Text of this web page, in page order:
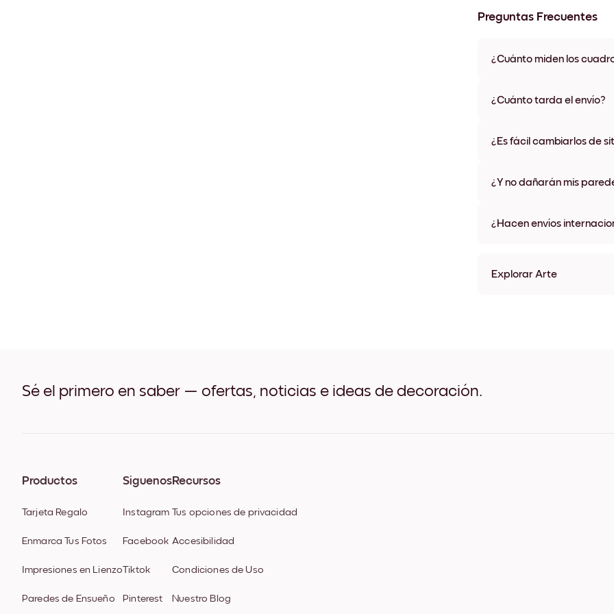
Preguntas Frecuentes
¿Cuánto miden los
materiales y colores de
¿Cuánto tarda el envío?
algunos países. Te
¿Es fácil cambiarlos de
¿Y no dañarán mis
¿Hacen envíos
Explorar Arte
Sé el primero en saber — ofertas, noticias e ideas de decoración.
Productos
Tarjeta Regalo
Enmarca Tus Fotos
Impresiones en Lienzo
Paredes de Ensueño
Síguenos
Instagram
Facebook
Tiktok
Pinterest
Recursos
Tus opciones de privacidad
Accesibilidad
Condiciones de Uso
Nuestro Blog